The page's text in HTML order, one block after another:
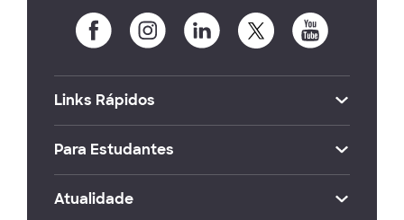
Links Rápidos
Para Estudantes
Atualidade